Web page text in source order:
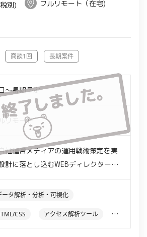
別)
フルリモート（在宅)
商談1回 長期案件
～長期予定
リモート
社運営メディアの運用戦術策定を実
計に落とし込むWEBディレクター業
務は下記1.2どちらか、または両方を担
具体的な業務内容】
ータ解析・分析・可視化
CSS アクセス解析ツール